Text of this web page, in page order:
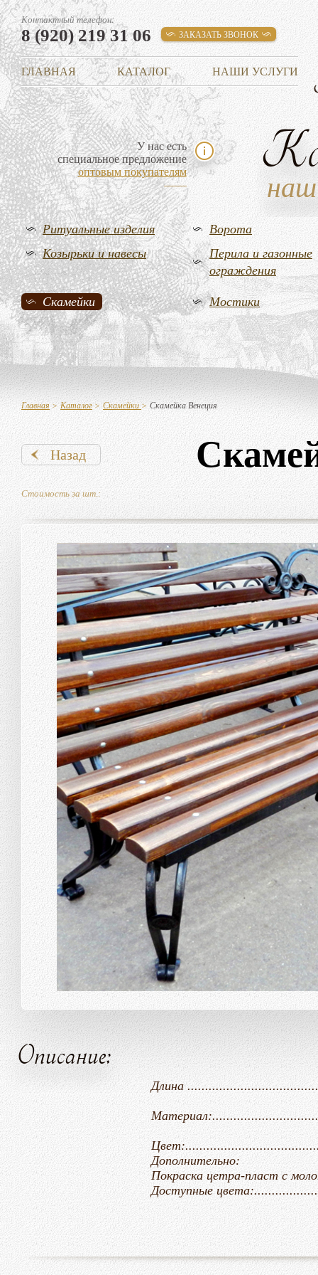
Контактный телефон:
8 (920) 219 31 06 ЗАКАЗАТЬ ЗВОНОК
ГЛАВНАЯ КАТАЛОГ НАШИ УСЛУГИ
У нас есть
специальное предложение
оптовым покупателям
Ритуальные изделия
Ворота
Козырьки и навесы
Перила и газонные
ограждения
Скамейки Мостики
Главная > Каталог> Скамейки> Скамейка Венеция
Назад
Стоимость за шт.:
Описание:
Длина
Дополнительно:
Покраска цетра-пласт с
Доступные